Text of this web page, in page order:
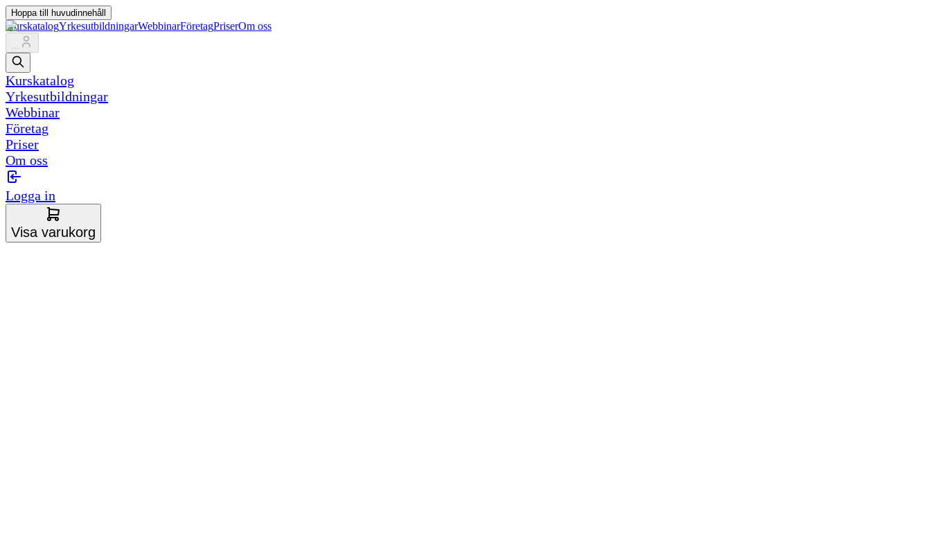
Hoppa till huvudinnehåll
KurskatalogYrkesutbildningarWebbinarFöretagPriserOm oss
...
Kurskatalog
Yrkesutbildningar
Webbinar
Företag
Priser
Om oss
Logga in
Visa varukorg